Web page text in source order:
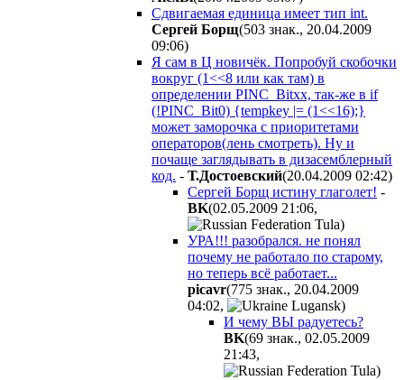
Сдвигаемая единица имеет тип int.
Сергей Борщ(503 знак., 20.04.2009
09:06)
Я сам в Ц новичёк. Попробуй скобочки
вокруг (1<<8 или как там) в
определении PINC_Bitxx, так-же в if
(!PINC_Bit0) {tempkey |= (1<<16);}
может заморочка с приоритетами
операторов(лень смотреть). Ну и
почаще заглядывать в дизасемблерный
код. - Т.Достоевский(20.04.2009 02:42)
Сергей Борщ истину глаголет! -
BK(02.05.2009 21:06,
)
УРА!!! разобрался. не понял
почему не работало по старому,
но теперь всё работает...
picavr(775 знак., 20.04.2009
04:02,
)
И чему ВЫ радуетесь?
BK(69 знак., 02.05.2009
21:43,
)